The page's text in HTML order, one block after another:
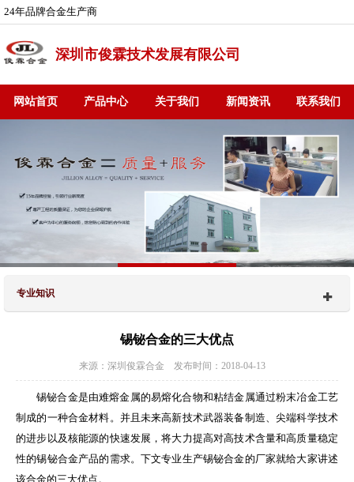
24年品牌合金生产商
深圳市俊霖技术发展有限公司
网站首页 产品中心 关于我们 新闻资讯 联系我们
专业知识
锡铋合金的三大优点
来源：深圳俊霖合金 发布时间：2018-04-13
锡铋合金是由难熔金属的易熔化合物和粘结金属通过粉末冶金工艺
制成的一种合金材料。并且未来高新技术武器装备制造、尖端科学技术
的进步以及核能源的快速发展，将大力提高对高技术含量和高质量稳定
性的锡铋合金产品的需求。下文专业生产锡铋合金的厂家就给大家讲述
该合金的三大优点。